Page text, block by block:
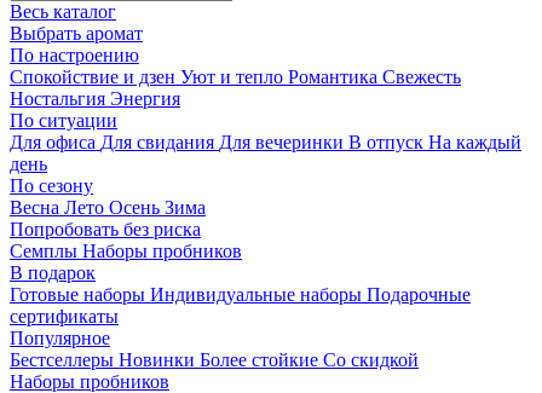
Весь каталог
Выбрать аромат
По настроению
Спокойствие и дзен Уют и тепло Романтика Свежесть
Ностальгия Энергия
По ситуации
Для офиса Для свидания Для вечеринки В отпуск На каждый
день
По сезону
Весна Лето Осень Зима
Попробовать без риска
Семплы Наборы пробников
В подарок
Готовые наборы Индивидуальные наборы Подарочные
сертификаты
Популярное
Бестселлеры Новинки Более стойкие Со скидкой
Наборы пробников